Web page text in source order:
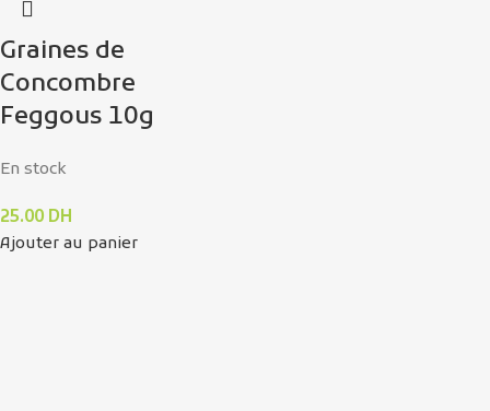
Graines de
Concombre
Feggous 10g
En stock
25.00 DH
Ajouter au panier